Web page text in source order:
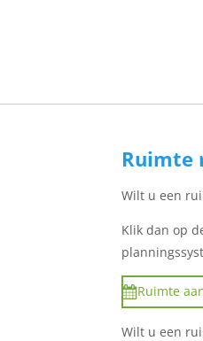
Ruimte
Wilt u een
Klik dan op
Ruimte
Wilt u een